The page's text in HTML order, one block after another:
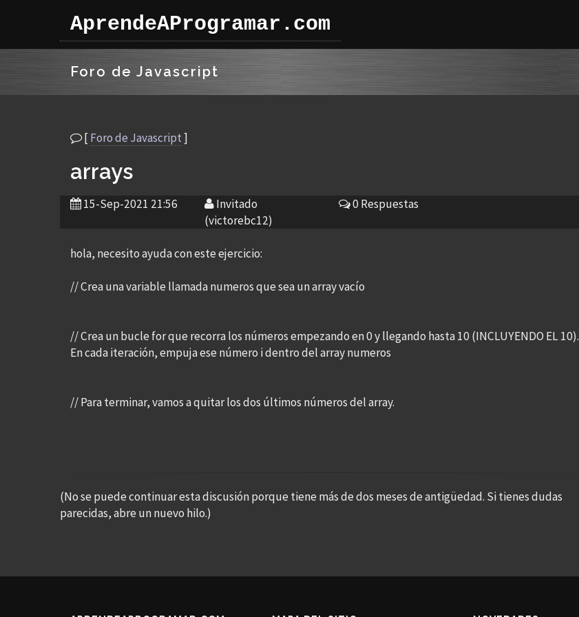
AprendeAProgramar.com
Foro de Javascript
[Foro de Javascript]
arrays
15-Sep-2021 21:56
Invitado
(victorebc12)
0 Respuestas
hola, necesito ayuda con este ejercicio:
// Crea una variable llamada numeros que sea un array vacío
// Crea un bucle for que recorra los números empezando en 0 y llegando hasta 10 (INCLUYENDO EL 10).
En cada iteración, empuja ese número i dentro del array numeros
// Para terminar, vamos a quitar los dos últimos números del array.
(No se puede continuar esta discusión porque tiene más de dos meses de antigüedad. Si tienes dudas
parecidas, abre un nuevo hilo.)